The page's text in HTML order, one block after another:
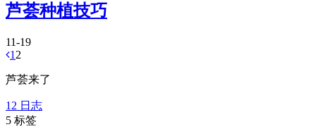
芦荟种植技巧
11-19
1 2
芦荟来了
12 日志
5 标签